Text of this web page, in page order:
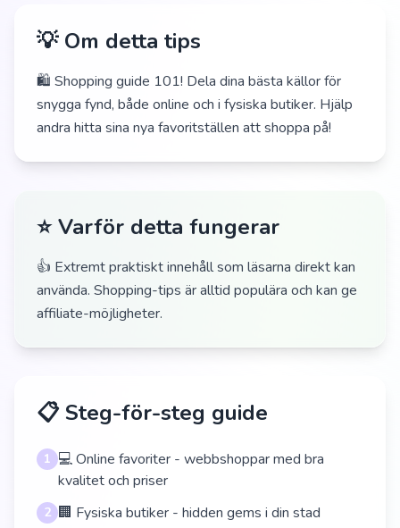
💡 Om detta tips
🛍️ Shopping guide 101! Dela dina bästa källor för
snygga fynd, både online och i fysiska butiker. Hjälp
andra hitta sina nya favoritställen att shoppa på!
⭐ Varför detta fungerar
👍 Extremt praktiskt innehåll som läsarna direkt kan
använda. Shopping-tips är alltid populära och kan ge
affiliate-möjligheter.
📋 Steg-för-steg guide
1 💻 Online favoriter - webbshoppar med bra
kvalitet och priser
2 🏢 Fysiska butiker - hidden gems i din stad